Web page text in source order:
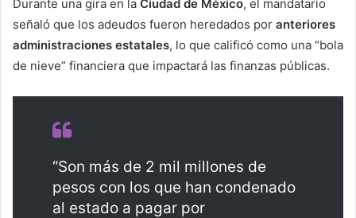
Durante una gira en la Ciudad de México, el mandatario
señaló que los adeudos fueron heredados por anteriores
administraciones estatales, lo que calificó como una “bola
de nieve” financiera que impactará las finanzas públicas.
“Son más de 2 mil millones de
pesos con los que han condenado
al estado a pagar por